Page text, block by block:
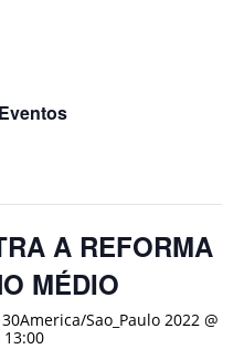
A REFORMA
MÉDIO
Sao_Paulo 2022 @
13:00